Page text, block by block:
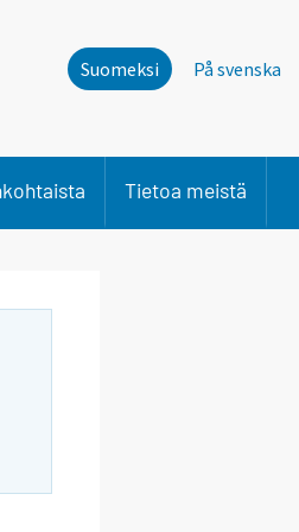
Suomeksi På svenska
Tietoa meistä